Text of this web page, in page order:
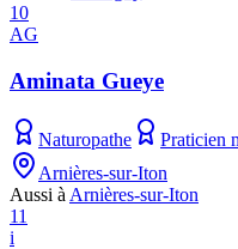
10
AG
Aminata Gueye
Naturopathe
Praticien
Arnières-sur-Iton
Aussi à Arnières-sur-Iton
11
i